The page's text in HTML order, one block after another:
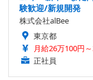
験歓迎/新規開発
株式会社alBee
東京都
月給26万100円
正社員